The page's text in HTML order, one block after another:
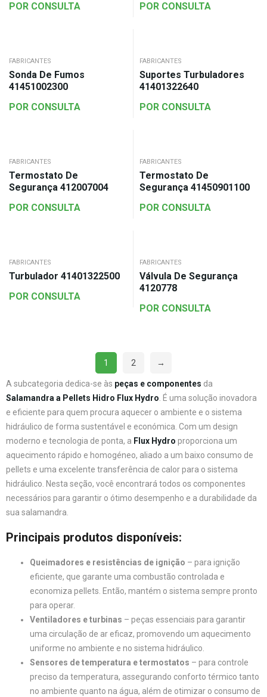
POR CONSULTA
POR CONSULTA
FABRICANTES
Sonda De Fumos
41451002300
POR CONSULTA
FABRICANTES
Suportes Turbuladores
41401322640
POR CONSULTA
FABRICANTES
Termostato De
Segurança 412007004
POR CONSULTA
FABRICANTES
Termostato De
Segurança 41450901100
POR CONSULTA
FABRICANTES
Turbulador 41401322500
POR CONSULTA
FABRICANTES
Válvula De Segurança
4120778
POR CONSULTA
1 2 →
A subcategoria dedica-se às peças e componentes da
Salamandra a Pellets Hidro Flux Hydro. É uma solução inovadora
e eficiente para quem procura aquecer o ambiente e o sistema
hidráulico de forma sustentável e económica. Com um design
moderno e tecnologia de ponta, a Flux Hydro proporciona um
aquecimento rápido e homogéneo, aliado a um baixo consumo de
pellets e uma excelente transferência de calor para o sistema
hidráulico. Nesta seção, você encontrará todos os componentes
necessários para garantir o ótimo desempenho e a durabilidade da
sua salamandra.
Principais produtos disponíveis:
Queimadores e resistências de ignição – para ignição
eficiente, que garante uma combustão controlada e
economiza pellets. Então, mantém o sistema sempre pronto
para operar.
Ventiladores e turbinas – peças essenciais para garantir
uma circulação de ar eficaz, promovendo um aquecimento
uniforme no ambiente e no sistema hidráulico.
Sensores de temperatura e termostatos – para controle
preciso da temperatura, assegurando conforto térmico tanto
no ambiente quanto na água, além de otimizar o consumo de